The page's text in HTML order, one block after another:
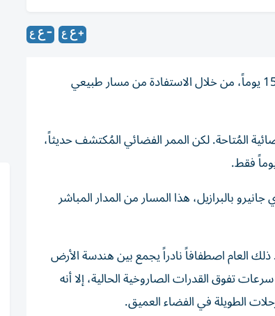
كشف علماء فلك عن ممرّ فضائي جديد، قد يختصر زمن الرحلة إلى كوكب المريخ إلى 153 يوماً، من خلال الاستفادة من مسار طبيعي
أسرع المركبات الفضائية المُتاحة. لكن الممر الفضائي المُكتشف حديثاً،
بالبرازيل، هذا المسار من المدار المباشر
يشهد ذلك العام اصطفافاً نادراً يجمع بين هندسة الأرض
تفوق القدرات الصاروخية الحالية، إلا أنه
الطويلة في الفضاء العميق.